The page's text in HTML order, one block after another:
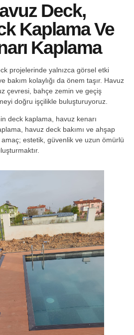
Deck,
Kaplama Ve
Kaplama
projelerinde yalnızca görsel etki
bakım kolaylığı da önem taşır. Havuz
çevresi, bahçe zemin ve geçiş
doğru işçilikle buluşturuyoruz.
deck kaplama, havuz kenarı
havuz deck bakımı ve ahşap
estetik, güvenlik ve uzun ömürlü